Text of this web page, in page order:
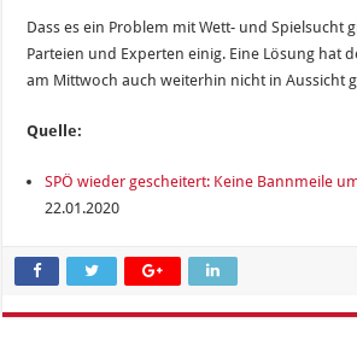
Dass es ein Problem mit Wett- und Spielsucht
Parteien und Experten einig. Eine Lösung hat
am Mittwoch auch weiterhin nicht in Aussicht
Quelle:
SPÖ wieder gescheitert: Keine Bannmeile
22.01.2020